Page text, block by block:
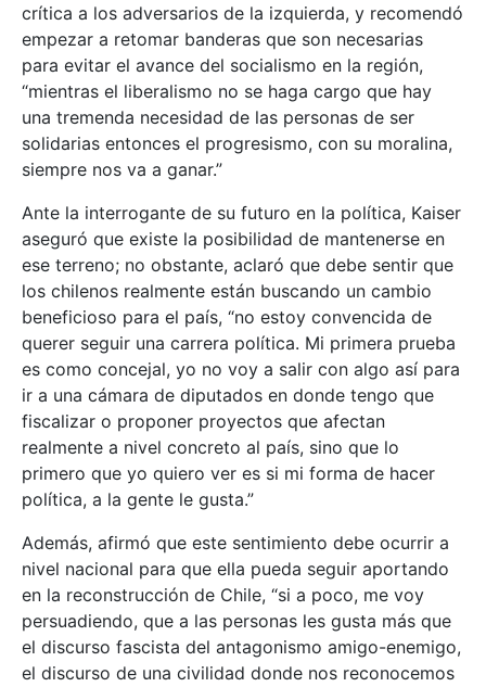
crítica a los adversarios de la izquierda, y recomendó
empezar a retomar banderas que son necesarias
para evitar el avance del socialismo en la región,
“mientras el liberalismo no se haga cargo que hay
una tremenda necesidad de las personas de ser
solidarias entonces el progresismo, con su moralina,
siempre nos va a ganar.”
Ante la interrogante de su futuro en la política, Kaiser
aseguró que existe la posibilidad de mantenerse en
ese terreno; no obstante, aclaró que debe sentir que
los chilenos realmente están buscando un cambio
beneficioso para el país, “no estoy convencida de
querer seguir una carrera política. Mi primera prueba
es como concejal, yo no voy a salir con algo así para
ir a una cámara de diputados en donde tengo que
fiscalizar o proponer proyectos que afectan
realmente a nivel concreto al país, sino que lo
primero que yo quiero ver es si mi forma de hacer
política, a la gente le gusta.”
Además, afirmó que este sentimiento debe ocurrir a
nivel nacional para que ella pueda seguir aportando
en la reconstrucción de Chile, “si a poco, me voy
persuadiendo, que a las personas les gusta más que
el discurso fascista del antagonismo amigo-enemigo,
el discurso de una civilidad donde nos reconocemos